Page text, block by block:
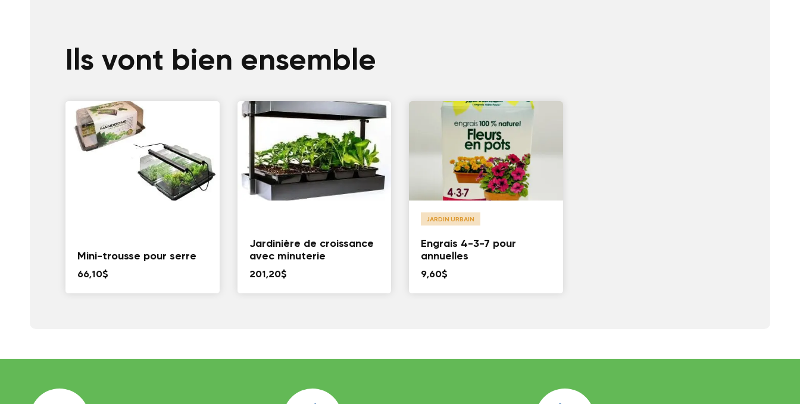
Ils vont bien ensemble
Mini-trousse pour serre
66,10$
Jardinière de croissance
avec minuterie
201,20$
JARDIN URBAIN
Engrais 4-3-7 pour
annuelles
9,60$